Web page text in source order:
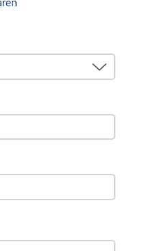
Sie diese Punkte
darauf hin, dass
Angebot sowie die von
gestellt wurden.
auch für diese können wir
deren uneingeschränkte
dem Vermittler und
familiäres oder